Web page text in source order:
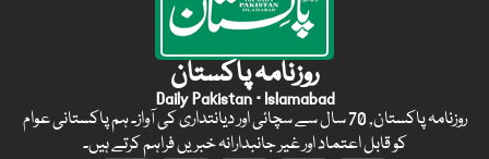
روزنامہ پاکستان
Daily Pakistan · Islamabad
روزنامہ پاکستان, 70 سال سے سچائی اور دیانتداری کی آواز۔ ہم پاکستانی عوام
کو قابل اعتماد اور غیر جانبدارانہ خبریں فراہم کرتے ہیں۔